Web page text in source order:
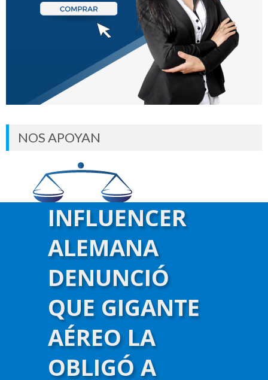
NOS APOYAN
INFLUENCER
ALEMANA
DENUNCIÓ
QUE GIGANTE
AÉREO LA
OBLIGÓ A